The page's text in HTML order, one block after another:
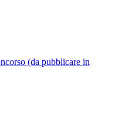
(da pubblicare in